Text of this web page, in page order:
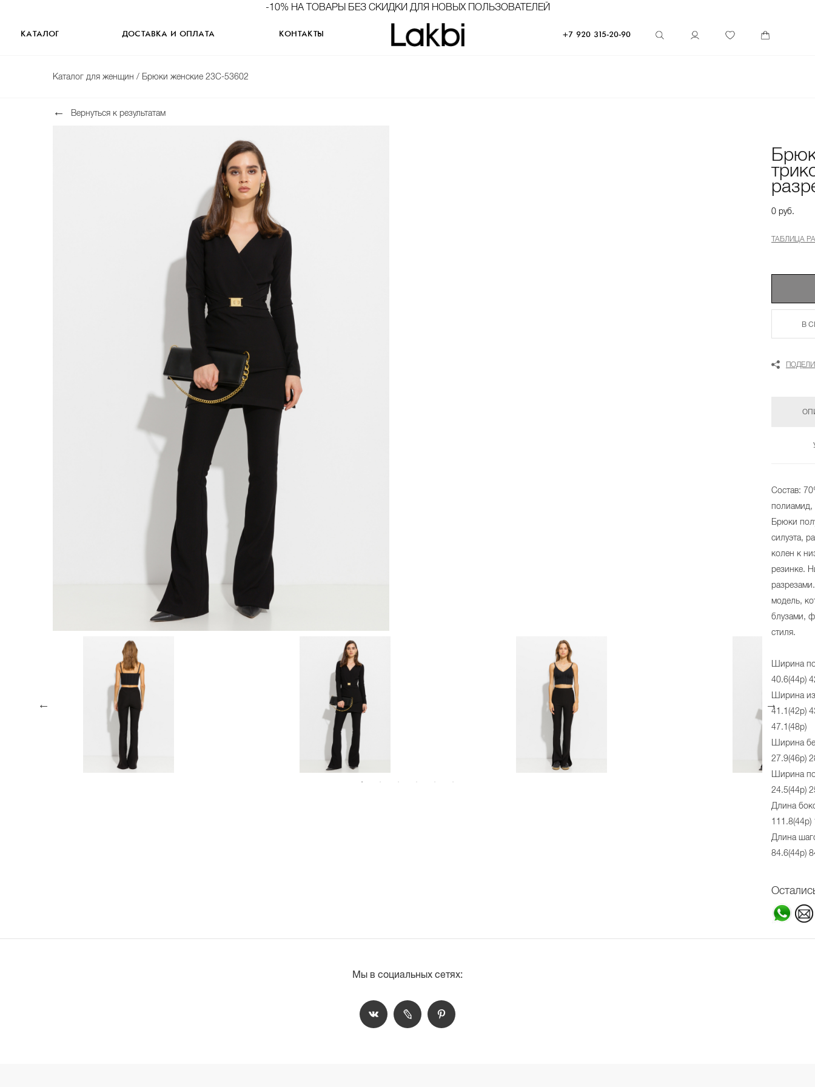
-10% НА ТОВАРЫ БЕЗ СКИДКИ ДЛЯ НОВЫХ ПОЛЬЗОВАТЕЛЕЙ
КАТАЛОГ ДОСТАВКА И ОПЛАТА КОНТАКТЫ +7 920 315-20-90
Каталог для женщин / Брюки женские 23C-53602
Вернуться к результатам
0 руб.
ТАБЛИЦА
В
Состав:
полиамид,
Брюки
силуэта,
колен к
резинке.
модель,
блузами,
стиля.
Ширина
40.6(44р)
Ширина
41.1(42р)
47.1(48р)
Ширина
27.9(46р)
Ширина
24.5(44р)
Длина
111.8(44р)
Длина
84.6(44р)
Мы в социальных сетях: